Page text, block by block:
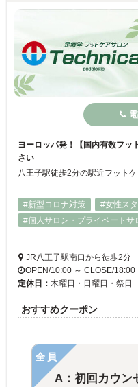
ヨーロッパ発！【国内有数フ
さい
#新型コロナ対策
#女性ス
#個人サロン・プライベートサ
JR八王子駅南口から徒歩2分
OPEN/10:00 ～ CLOSE/
定休日： 木曜日・日曜日・祭日
おすすめクーポン
全員
A：初回カウン